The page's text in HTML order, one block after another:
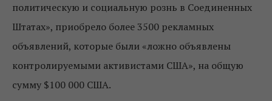
политическую и социальную рознь в Соединенных
Штатах», приобрело более 3500 рекламных
объявлений, которые были «ложно объявлены
контролируемыми активистами США», на общую
сумму $100 000 США.